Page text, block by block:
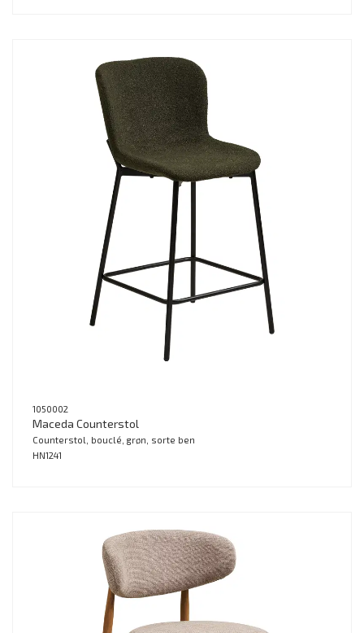
1050002
Maceda Counterstol
Counterstol, bouclé, grøn, sorte ben
HN1241